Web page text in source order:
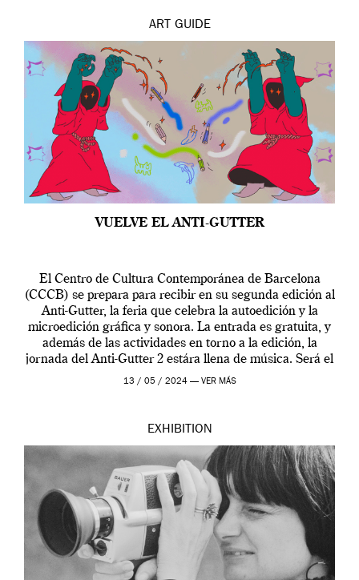
ART GUIDE
VUELVE EL ANTI-GUTTER
El Centro de Cultura Contemporánea de Barcelona
(CCCB) se prepara para recibir en su segunda edición al
Anti-Gutter, la feria que celebra la autoedición y la
microedición gráfica y sonora. La entrada es gratuita, y
además de las actividades en torno a la edición, la
jornada del Anti-Gutter 2 estára llena de música. Será el
[…]
13 / 05 / 2024 — VER MÁS
EXHIBITION